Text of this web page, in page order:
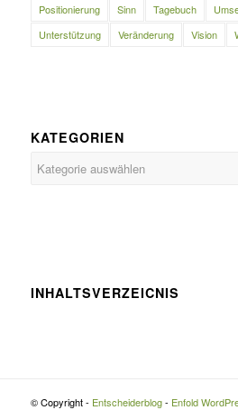
Positionierung
Sinn Tagebuch
Unterstützung
Veränderung Vision
KATEGORIEN
INHALTSVERZEICNIS
© Copyright - Entscheiderblog- Enfold